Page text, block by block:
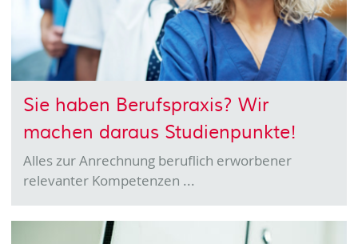
Sie haben Berufspraxis? Wir
machen daraus Studienpunkte!
Alles zur Anrechnung beruflich erworbener
relevanter Kompetenzen ...